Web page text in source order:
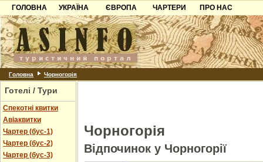
ГОЛОВНА
УКРАЇНА
Карпати
Азов
Причорноморря
Шацьк
ЄВРОПА
Чорногорія
Хорватія
Болгарія
ЧАРТЕРИ
ПРО НАС
Контакти
Партнерам
Додати готель
Головна Чорногорія
Готелі / Тури
Спекотні квитки
Авіаквитки
Чартер (бус-1)
Чартер (бус-2)
Чартер (бус-3)
Чорногорія
Відпочинок у Чорногорії